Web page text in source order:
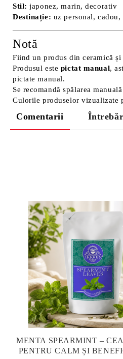
Stil: japonez, marin, decorativ
Destinație: uz personal,
Notă
Fiind un produs din ceramică și
Produsul este pictat manual,
pictate manual.
Se recomandă spălarea
Culorile produselor vizualizate
Comentarii
MENTA SPEARMINT –
PENTRU CALM ȘI